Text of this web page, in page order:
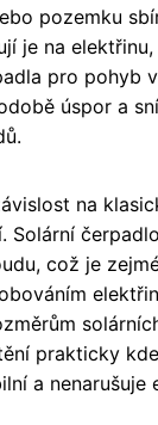
pozemku
je na
pro pohyb
úspor a
na
Solární
což je
prakticky
a nenarušuje